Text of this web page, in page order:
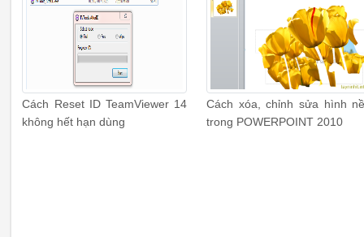
Cách Reset ID TeamViewer 14
không hết hạn dùng
Cách xóa, chỉnh sửa hình
trong POWERPOINT 2010